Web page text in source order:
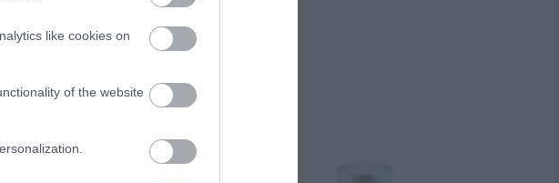
like cookies on
of the website